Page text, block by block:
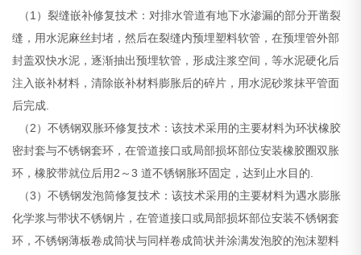
（1）裂缝嵌补修复技术：对排水管道有地下水渗漏的部分开凿裂
缝，用水泥麻丝封堵，然后在裂缝内预埋塑料软管，在预埋管外部
封盖双快水泥，逐渐抽出预埋软管，形成注浆空间，等水泥硬化后
注入嵌补材料，清除嵌补材料膨胀后的碎片，用水泥砂浆抹平管面
后完成.
（2）不锈钢双胀环修复技术：该技术采用的主要材料为环状橡胶
密封套与不锈钢套环，在管道接口或局部损坏部位安装橡胶圈双胀
环，橡胶带就位后用2～3 道不锈钢胀环固定，达到止水目的.
（3）不锈钢发泡筒修复技术：该技术采用的主要材料为遇水膨胀
化学浆与带状不锈钢片，在管道接口或局部损坏部位安装不锈钢套
环，不锈钢薄板卷成筒状与同样卷成筒状并涂满发泡胶的泡沫塑料